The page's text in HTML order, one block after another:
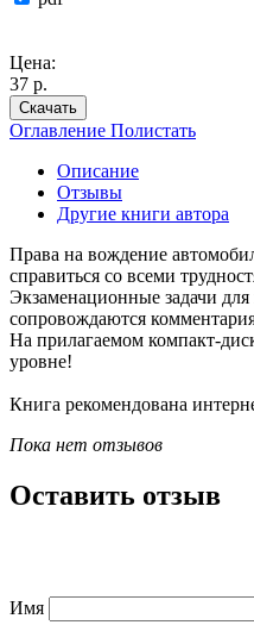
Цена:
37 р.
Скачать
Оглавление Полистать
Описание
Отзывы
Другие книги автора
Права на вождение
справиться со всеми
Экзаменационные задачи
сопровождаются
На прилагаемом компакт-
уровне!
Книга рекомендована
Пока нет отзывов
Оставить отзыв
Имя